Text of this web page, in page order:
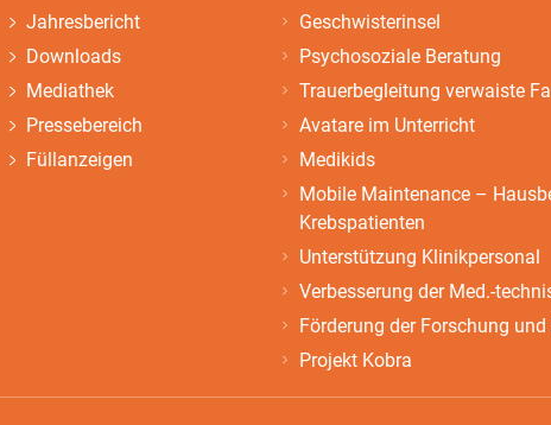
Jahresbericht
Downloads
Mediathek
Pressebereich
Füllanzeigen
Geschwisterinsel
Psychosoziale Beratung
Trauerbegleitung verwaiste
Avatare im Unterricht
Medikids
Mobile Maintenance –
Krebspatienten
Unterstützung Klinikpersonal
Verbesserung der Med.-
Förderung der Forschung
Projekt Kobra